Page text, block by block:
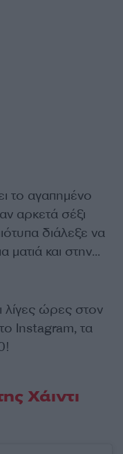
το αγαπημένο
αρκετά σέξι
διάλεξε να
ματιά και στην…
λίγες ώρες στον
Instagram, τα
Χάιντι